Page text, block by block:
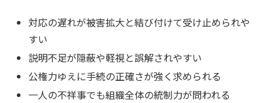
対応の遅れが被害拡大と結び付けて受け止められや
すい
説明不足が隠蔽や軽視と誤解されやすい
公権力ゆえに手続の正確さが強く求められる
一人の不祥事でも組織全体の統制力が問われる